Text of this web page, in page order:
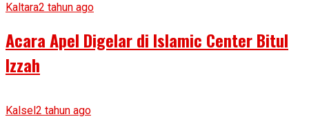
Kaltara2 tahun ago
Acara Apel Digelar di Islamic Center Bitul
Izzah
Kalsel2 tahun ago